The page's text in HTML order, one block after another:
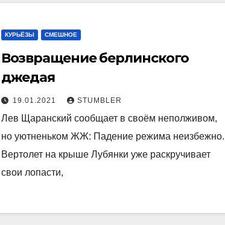
КУРЬЁЗЫ СМЕШНОЕ
Возвращение берлинского
джедая
19.01.2021 STUMBLER
Лев Щаранский сообщает в своём неполживом,
но уютненьком ЖЖ: Падение режима неизбежно.
Вертолет на крыше Лубянки уже раскручивает
свои лопасти,